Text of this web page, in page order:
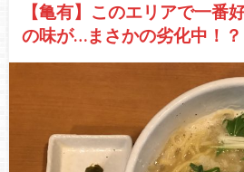
【亀有】このエリアで一番
の味が…まさかの劣化中！？